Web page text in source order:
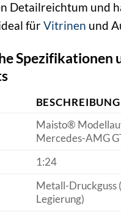
Detailreichtum und
fürVitrinen und
Spezifikationen
BESCHREIBUNG
Maisto®
Mercedes-AMG
1:24
Metall-Druckguss
Legierung)